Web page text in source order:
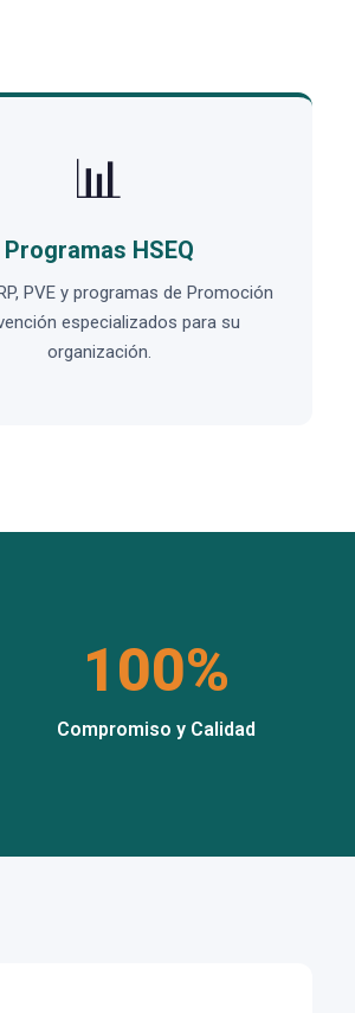
📊
Programas HSEQ
PVE y programas de Promoción
especializados para su
organización.
100%
Compromiso y Calidad